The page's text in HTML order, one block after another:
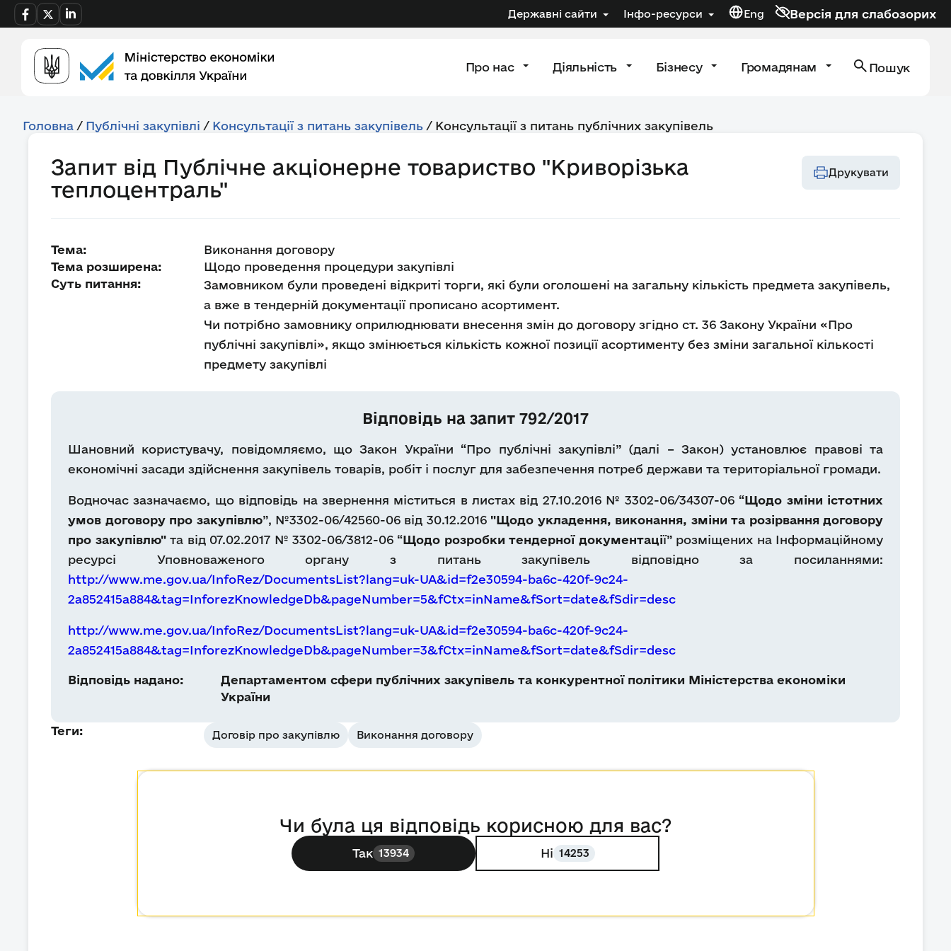
Державні сайти Інфо-ресурси Eng Версія для слабозорих
Про нас Діяльність Бізнесу Громадянам Пошук
Головна / Публічні закупівлі / Консультації з питань закупівель / Консультації з питань публічних закупівель
Запит від Публічне акціонерне товариство "Криворізька
теплоцентраль"
Друкувати
Тема:
Виконання договору
Тема розширена:
Щодо проведення процедури закупівлі
Суть питання:
Замовником були проведені відкриті торги, які були оголошені на загальну кількість предмета закупівель,
а вже в тендерній документації прописано асортимент.
Чи потрібно замовнику оприлюднювати внесення змін до договору згідно ст. 36 Закону України «Про
публічні закупівлі», якщо змінюється кількість кожної позиції асортименту без зміни загальної кількості
предмету закупівлі
Відповідь на запит 792/2017
Шановний користувачу, повідомляємо, що Закон України “Про публічні закупівлі” (далі – Закон) установлює правові та
економічні засади здійснення закупівель товарів, робіт і послуг для забезпечення потреб держави та територіальної громади.
Водночас зазначаємо, що відповідь на звернення міститься в листах від 27.10.2016 № 3302-06/34307-06 “Щодо зміни істотних
умов договору про закупівлю”, №3302-06/42560-06 від 30.12.2016 "Щодо укладення, виконання, зміни та розірвання договору
про закупівлю"та від 07.02.2017 № 3302-06/3812-06 “Щодо розробки тендерної документації” розміщених на Інформаційному
ресурсі Уповноваженого органу з питань закупівель відповідно за посиланнями:
http://www.me.gov.ua/InfoRez/DocumentsList?lang=uk-UA&id=f2e30594-ba6c-420f-9c24-
2a852415a884&tag=InforezKnowledgeDb&pageNumber=5&fCtx=inName&fSort=date&fSdir=desc
http://www.me.gov.ua/InfoRez/DocumentsList?lang=uk-UA&id=f2e30594-ba6c-420f-9c24-
2a852415a884&tag=InforezKnowledgeDb&pageNumber=3&fCtx=inName&fSort=date&fSdir=desc
Відповідь надано:
Департаментом сфери публічних закупівель та конкурентної політики Міністерства економіки
України
Теги: Договір про закупівлю Виконання договору
Чи була ця відповідь корисною для вас?
Так 13934 Ні 14253